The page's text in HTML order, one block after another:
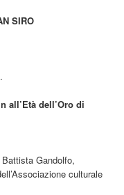
SIRO
all’Età dell’Oro di
Gandolfo,
culturale